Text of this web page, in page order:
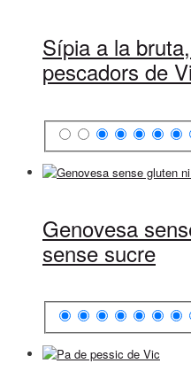
Sípia a la
pescadors de
Genovesa
sense sucre